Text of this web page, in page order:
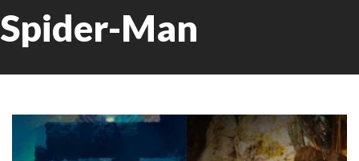
Spider-Man